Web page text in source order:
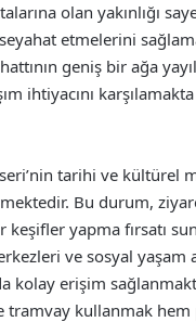
olan yakınlığı
etmelerini
geniş bir ağa
ihtiyacını
tarihi ve kültürel
Bu durum,
yapma fırsatı
ve sosyal yaşam
kolay erişim
tramvay kullanmak